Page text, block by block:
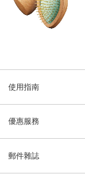
使用指南
優惠服務
郵件雜誌